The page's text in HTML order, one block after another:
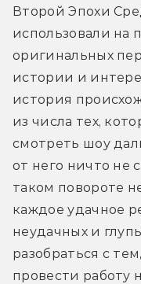
Второй Эпохи
использовали на
оригинальных
истории и
история
из числа тех,
смотреть шоу
от него ничто не
таком повороте
каждое удачное
неудачных и
разобраться с
провести работу